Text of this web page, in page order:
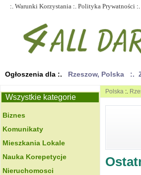
:. Warunki Korzystania :. Polityka Prywatności :.
Ogłoszenia dla :. Rzeszow, Polska :.
Wszystkie kategorie
Biznes
Komunikaty
Mieszkania Lokale
Nauka Korepetycje
Nieruchomosci
Polska :.